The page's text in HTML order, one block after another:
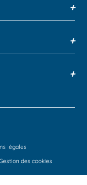
+
+
+
légales
des cookies